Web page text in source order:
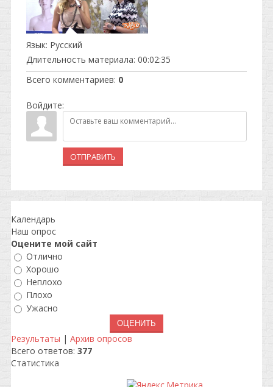
Язык: Русский
Длительность материала: 00:02:35
Всего комментариев: 0
Войдите:
ОТПРАВИТЬ
Календарь
Наш опрос
Оцените мой сайт
Отлично
Хорошо
Неплохо
Плохо
Ужасно
Результаты | Архив опросов
Всего ответов: 377
Статистика